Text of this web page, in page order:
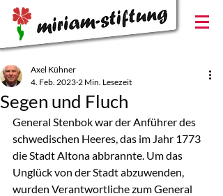
Segen und Fluch
Axel Kühner
4. Feb. 2023 2 Min. Lesezeit
General Stenbok war der Anführer des
schwedischen Heeres, das im Jahr 1773
die Stadt Altona abbrannte. Um das
Unglück von der Stadt abzuwenden,
wurden Verantwortliche zum General